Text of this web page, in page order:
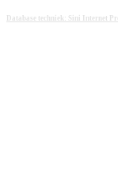
Database techniek: Sini Internet